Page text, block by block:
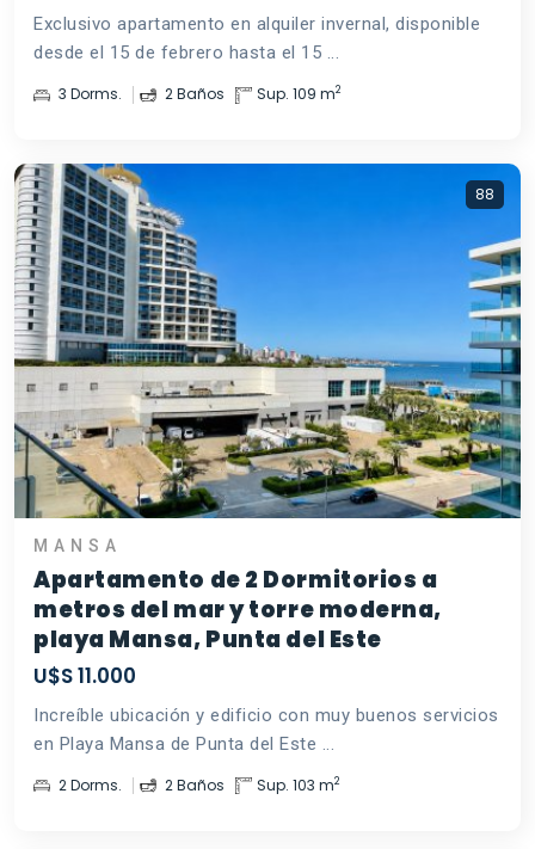
Exclusivo apartamento en alquiler invernal, disponible
desde el 15 de febrero hasta el 15 ...
3 Dorms. 2 Baños Sup. 109 m2
88
MANSA
Apartamento de 2 Dormitorios a
metros del mar y torre moderna,
playa Mansa, Punta del Este
U$S 11.000
Increíble ubicación y edificio con muy buenos servicios
en Playa Mansa de Punta del Este ...
2 Dorms. 2 Baños Sup. 103 m2